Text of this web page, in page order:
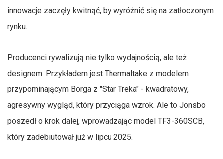
innowacje zaczęły kwitnąć, by wyróżnić się na zatłoczonym
rynku.
Producenci rywalizują nie tylko wydajnością, ale też
designem. Przykładem jest Thermaltake z modelem
przypominającym Borga z "Star Treka" - kwadratowy,
agresywny wygląd, który przyciąga wzrok. Ale to Jonsbo
poszedł o krok dalej, wprowadzając model TF3-360SCB,
który zadebiutował już w lipcu 2025.